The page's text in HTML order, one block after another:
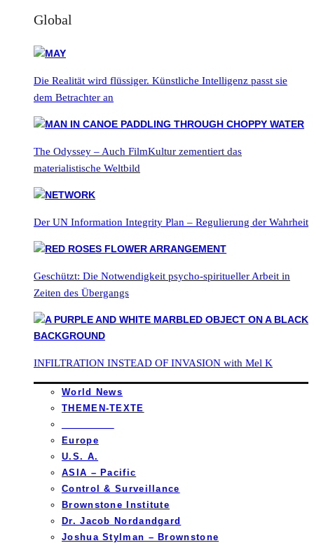
Global
Die Realität wird flüssiger. Künstliche Intelligenz passt sie
dem Betrachter an
The Odyssey – Auch FilmKultur zementiert das
materialistische Weltbild
Der UN Information Integrity Plan – Regulierung der Wahrheit
Geschützt: Die Notwendigkeit psycho-spiritueller Arbeit in
Zeiten des Übergangs
INFILTRATION INSTEAD OF INVASION with Mel K
World News
THEMEN-TEXTE
Europe
U.S. A.
ASIA – Pacific
Control & Surveillance
Brownstone Institute
Dr. Jacob Nordandgard
Joshua Stylman – Brownstone